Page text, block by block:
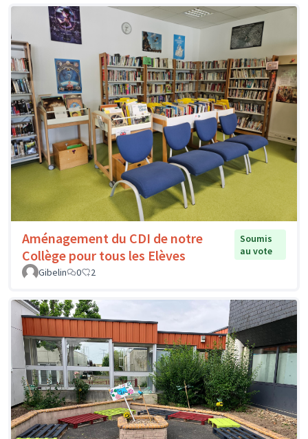
Aménagement du CDI de notre
Collège pour tous les Elèves
Soumis
au vote
Gibelin
0 2